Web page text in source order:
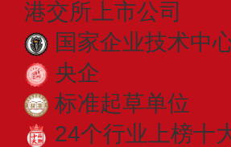
港交所上市公司
国家企业技术中
央企
标准起草单位
24个行业上榜十